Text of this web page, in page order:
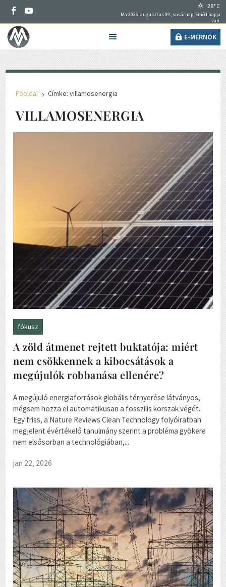
28° C
Ma 2026. augusztus 09., vasárnap, Emőd napja
van.
E-MÉRNÖK
Főoldal 5 Címke: villamosenergia
VILLAMOSENERGIA
fókusz
A zöld átmenet rejtett buktatója: miért
nem csökkennek a kibocsátások a
megújulók robbanása ellenére?
A megújuló energiaforrások globális térnyerése látványos,
mégsem hozza el automatikusan a fosszilis korszak végét.
Egy friss, a Nature Reviews Clean Technology folyóiratban
megjelent évértékelő tanulmány szerint a probléma gyökere
nem elsősorban a technológiában,...
jan 22, 2026